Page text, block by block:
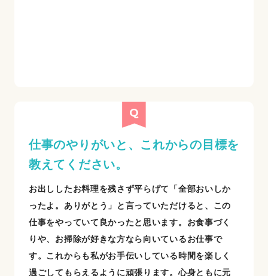
仕事のやりがいと、これからの目標を
教えてください。
お出ししたお料理を残さず平らげて「全部おいしか
ったよ。ありがとう」と言っていただけると、この
仕事をやっていて良かったと思います。お食事づく
りや、お掃除が好きな方なら向いているお仕事で
す。これからも私がお手伝いしている時間を楽しく
過ごしてもらえるように頑張ります。心身ともに元